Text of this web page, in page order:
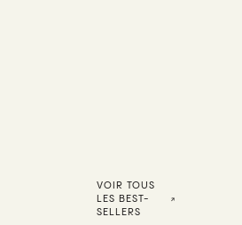
VOIR TOUS
LES BEST-
SELLERS